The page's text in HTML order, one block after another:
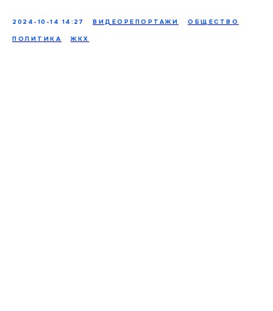
2024-10-14 14:27 ВИДЕОРЕПОРТАЖИ ОБЩЕСТВО
ПОЛИТИКА ЖКХ